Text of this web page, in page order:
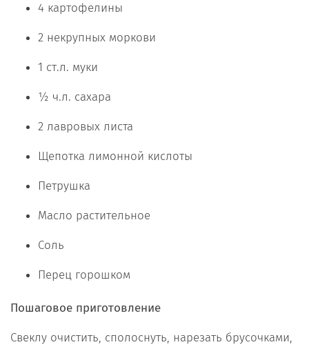
4 картофелины
2 некрупных моркови
1 ст.л. муки
½ ч.л. сахара
2 лавровых листа
Щепотка лимонной кислоты
Петрушка
Масло растительное
Соль
Перец горошком
Пошаговое приготовление
Свеклу очистить, сполоснуть, нарезать брусочками,